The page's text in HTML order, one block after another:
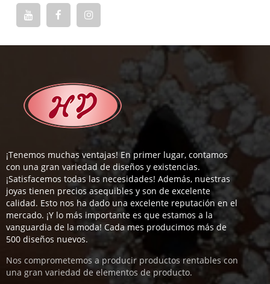
¡Tenemos muchas ventajas! En primer lugar, contamos
con una gran variedad de diseños y existencias.
¡Satisfacemos todas las necesidades! Además, nuestras
joyas tienen precios asequibles y son de excelente
calidad. Esto nos ha dado una excelente reputación en el
mercado. ¡Y lo más importante es que estamos a la
vanguardia de la moda! Cada mes producimos más de
500 diseños nuevos.
Nos comprometemos a producir productos rentables con
una gran variedad de elementos de producto.